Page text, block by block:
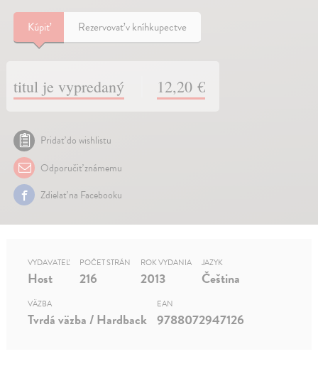
Kúpiť Rezervovať v kníhkupectve
titul je vypredaný 12,20 €
Pridať do wishlistu
Odporučiť známemu
Zdielať na Facebooku
VYDAVATEĽ
Host
POČET STRÁN
216
ROK VYDANIA
2013
JAZYK
Čeština
VÄZBA
Tvrdá väzba / Hardback
EAN
9788072947126